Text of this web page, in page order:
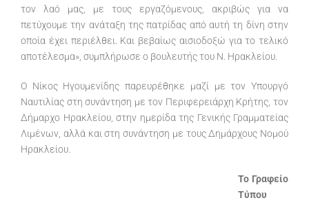
τον λαό μας, με τους εργαζόμενους, ακριβώς για να
πετύχουμε την ανάταξη της πατρίδας από αυτή τη δίνη στην
οποία έχει περιέλθει. Και βεβαίως αισιοδοξώ για το τελικό
αποτέλεσμα», συμπλήρωσε ο βουλευτής του Ν. Ηρακλείου.
Ο Νίκος Ηγουμενίδης παρευρέθηκε μαζί με τον Υπουργό
Ναυτιλίας στη συνάντηση με τον Περιφερειάρχη Κρήτης, τον
Δήμαρχο Ηρακλείου, στην ημερίδα της Γενικής Γραμματείας
Λιμένων, αλλά και στη συνάντηση με τους Δημάρχους Νομού
Ηρακλείου.
Το Γραφείο
Τύπου